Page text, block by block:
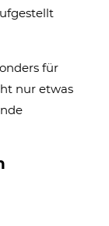
für
nur etwas